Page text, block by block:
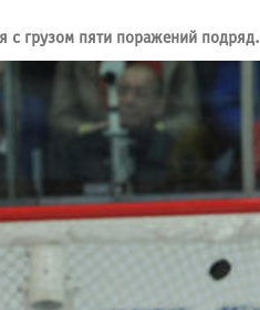
с грузом пяти поражений подряд.